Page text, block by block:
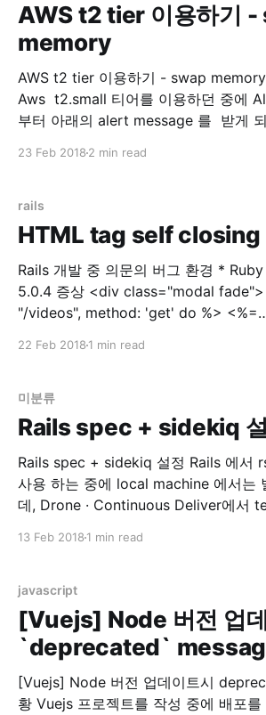
AWS t2 tier 이용하기 -
memory
AWS t2 tier 이용하기 - swap memory 문제점 회사에서
Aws t2.small 티어를 이용하던 중에
부터 아래의 alert message 를 받게 되었습
23 Feb 2018 2 min read
rails
HTML tag self
Rails 개발 중 의문의 버그 환경 * Ruby 2.3.4 * Rails
5.0.4 증상 <div class="modal fade"> ... <%= form_tag
"/videos", method: 'get' do %> <%=
22 Feb 2018 1 min read
미분류
Rails spec + sidekiq
Rails spec + sidekiq 설정 Rails 에서 rspec 과 sidekiq를
사용 하는 중에 local machine 에서는
데, Drone · Continuous Deliver에서
13 Feb 2018 1 min read
javascript
[Vuejs] Node 버전 업
`deprecated`
[Vuejs] Node 버전 업데이트시
황 Vuejs 프로젝트를 작성 중에 배포를 위해 node 프로젝